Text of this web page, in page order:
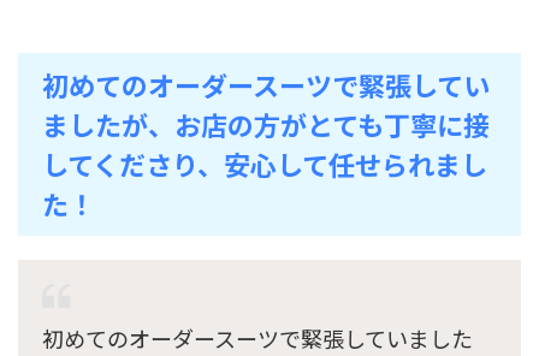
初めてのオーダースーツで緊張してい
ましたが、お店の方がとても丁寧に接
してくださり、安心して任せられまし
た！
初めてのオーダースーツで緊張していました